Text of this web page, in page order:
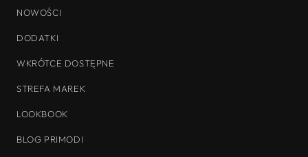
NOWOŚCI
DODATKI
WKRÓTCE DOSTĘPNE
STREFA MAREK
LOOKBOOK
BLOG PRIMODI